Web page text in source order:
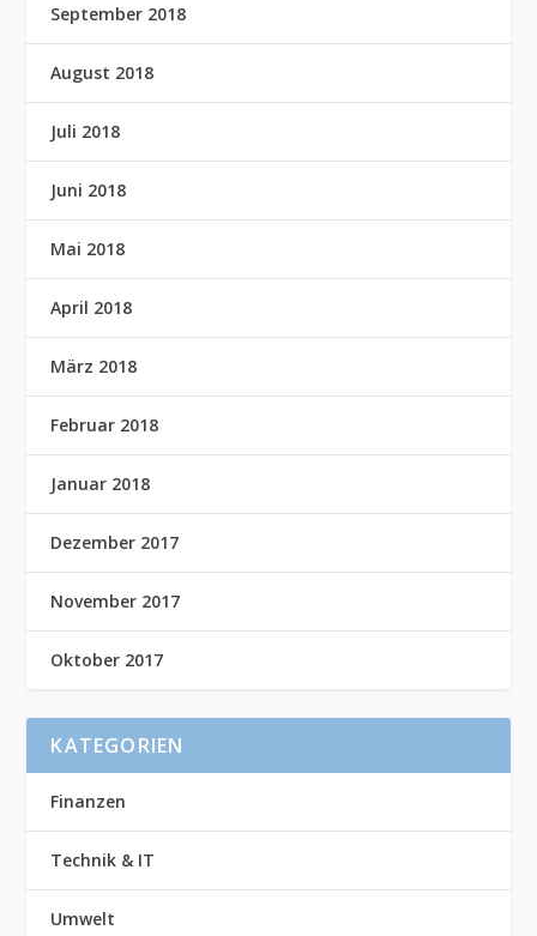
September 2018
August 2018
Juli 2018
Juni 2018
Mai 2018
April 2018
März 2018
Februar 2018
Januar 2018
Dezember 2017
November 2017
Oktober 2017
KATEGORIEN
Finanzen
Technik & IT
Umwelt